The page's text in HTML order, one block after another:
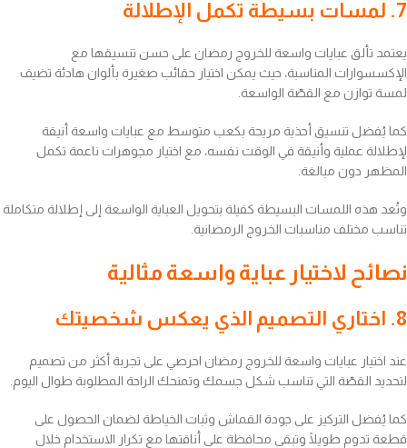
7. لمسات بسيطة تكمل الإطلالة
يعتمد تألق عبايات واسعة للخروج رمضان على حسن تنسيقها مع
الإكسسوارات المناسبة، حيث يمكن اختيار حقائب صغيرة بألوان هادئة تضيف
لمسة توازن مع القصّة الواسعة.
كما يُفضل تنسيق أحذية مريحة بكعب متوسط مع عبايات واسعة أنيقة
لإطلالة عملية وأنيقة في الوقت نفسه، مع اختيار مجوهرات ناعمة تكمل
المظهر دون مبالغة.
وتُعد هذه اللمسات البسيطة كفيلة بتحويل العباية الواسعة إلى إطلالة متكاملة
تناسب مختلف مناسبات الخروج الرمضانية.
نصائح لاختيار عباية واسعة مثالية
8. اختاري التصميم الذي يعكس شخصيتك
عند اختيار عبايات واسعة للخروج رمضان احرصي على تجربة أكثر من تصميم
لتحديد القصّة التي تناسب شكل جسمك وتمنحك الراحة المطلوبة طوال اليوم.
كما يُفضل التركيز على جودة القماش وثبات الخياطة لضمان الحصول على
قطعة تدوم طويلًا وتبقى محافظة على أناقتها مع تكرار الاستخدام خلال